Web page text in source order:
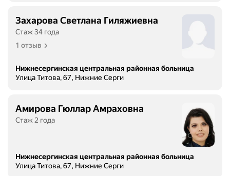
л
к
д
б
Захарова Светлана Гиляжиевна
Стаж 34 года
1 отзыв
Нижнесергинская центральная районная больница
Улица Титова, 67, Нижние Серги
Амирова Гюллар Амраховна
Стаж 2 года
Нижнесергинская центральная районная больница
Улица Титова, 67, Нижние Серги